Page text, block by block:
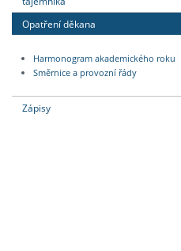
Opatření děkana
Harmonogram akademického roku
Směrnice a provozní řády
Zápisy